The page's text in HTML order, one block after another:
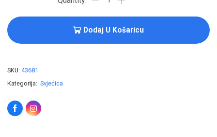
Dodaj U Košaricu
SKU: 43681
Kategorija: Svjećica